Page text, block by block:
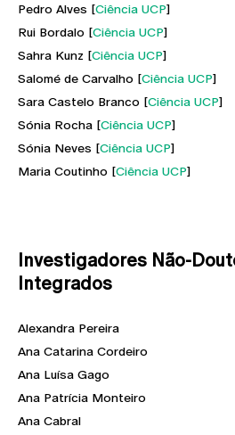
Pedro Alves [Ciência UCP]
Rui Bordalo [Ciência UCP]
Sahra Kunz [Ciência UCP]
Salomé de Carvalho [Ciência UCP]
Sara Castelo Branco [Ciência UCP]
Sónia Rocha [Ciência UCP]
Sónia Neves [Ciência UCP]
Maria Coutinho [Ciência UCP]
Investigadores Não-
Integrados
Alexandra Pereira
Ana Catarina Cordeiro
Ana Luísa Gago
Ana Patrícia Monteiro
Ana Cabral